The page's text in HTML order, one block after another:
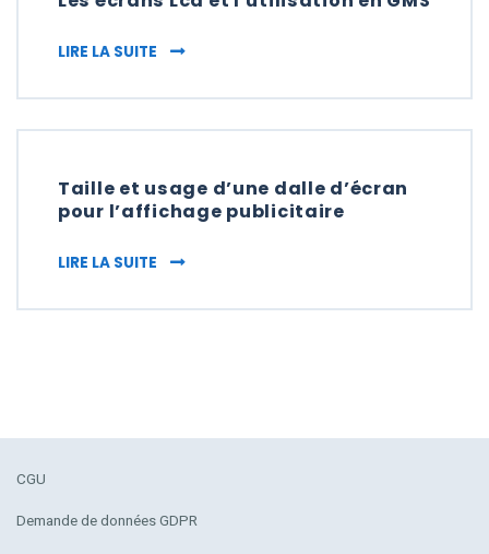
LIRE LA SUITE LES ÉCRANS LCD ET L’UTILISATION EN GMS
Taille et usage d’une dalle d’écran
pour l’affichage publicitaire
LIRE LA SUITE TAILLE ET USAGE D’UNE DALLE D’ÉCRAN
CGU
Demande de données GDPR